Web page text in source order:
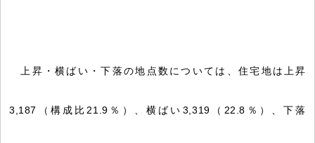
上昇・横ばい・下落の地点数については、住宅地は上昇
3,187（構成比21.9％）、横ばい3,319（22.8％）、下落